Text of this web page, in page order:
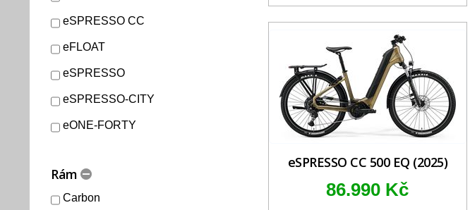
eSPRESSO CC
eFLOAT
eSPRESSO
eSPRESSO-CITY
eONE-FORTY
Rám
Carbon
eSPRESSO CC 500 EQ (2025)
86.990 Kč